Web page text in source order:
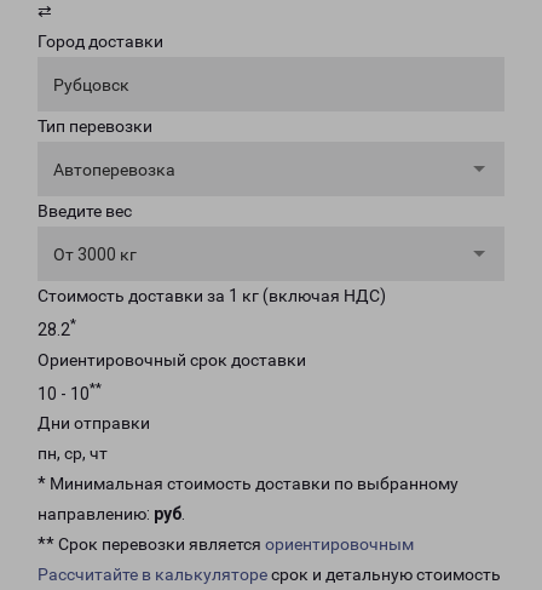
⇄
Город доставки
Рубцовск
Тип перевозки
Автоперевозка
Введите вес
От 3000 кг
Стоимость доставки за 1 кг (включая НДС)
28.2*
Ориентировочный срок доставки
10 - 10**
Дни отправки
пн, ср, чт
* Минимальная стоимость доставки по выбранному
направлению: руб.
** Срок перевозки является ориентировочным
Рассчитайте в калькуляторесрок и детальную стоимость